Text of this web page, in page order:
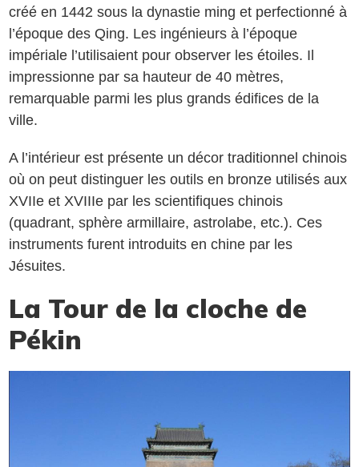
créé en 1442 sous la dynastie ming et perfectionné à
l’époque des Qing. Les ingénieurs à l’époque
impériale l’utilisaient pour observer les étoiles. Il
impressionne par sa hauteur de 40 mètres,
remarquable parmi les plus grands édifices de la
ville.
A l’intérieur est présente un décor traditionnel chinois
où on peut distinguer les outils en bronze utilisés aux
XVIIe et XVIIIe par les scientifiques chinois
(quadrant, sphère armillaire, astrolabe, etc.). Ces
instruments furent introduits en chine par les
Jésuites.
La Tour de la cloche de
Pékin